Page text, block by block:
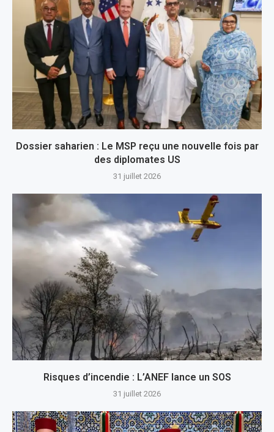
Dossier saharien : Le MSP reçu une nouvelle fois par
des diplomates US
31 juillet 2026
Risques d’incendie : L’ANEF lance un SOS
31 juillet 2026